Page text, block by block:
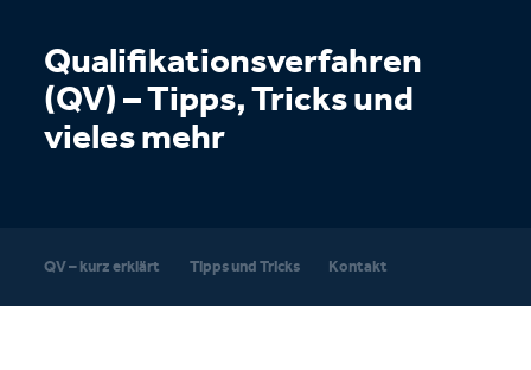
Qualifikationsverfahren
(QV) – Tipps, Tricks und
vieles mehr
QV – kurz erklärt Tipps und Tricks Kontakt